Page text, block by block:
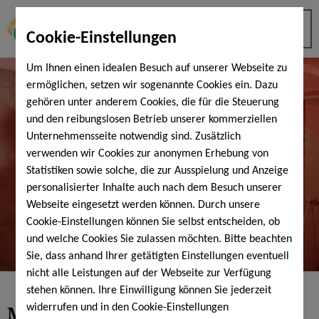
Cookie-Einstellungen
Um Ihnen einen idealen Besuch auf unserer Webseite zu
ermöglichen, setzen wir sogenannte Cookies ein. Dazu
gehören unter anderem Cookies, die für die Steuerung
und den reibungslosen Betrieb unserer kommerziellen
Unternehmensseite notwendig sind. Zusätzlich
verwenden wir Cookies zur anonymen Erhebung von
Statistiken sowie solche, die zur Ausspielung und Anzeige
personalisierter Inhalte auch nach dem Besuch unserer
Webseite eingesetzt werden können. Durch unsere
Cookie-Einstellungen können Sie selbst entscheiden, ob
und welche Cookies Sie zulassen möchten. Bitte beachten
Sie, dass anhand Ihrer getätigten Einstellungen eventuell
nicht alle Leistungen auf der Webseite zur Verfügung
stehen können. Ihre Einwilligung können Sie jederzeit
widerrufen und in den Cookie-Einstellungen
Moor room - a relaxing extra in